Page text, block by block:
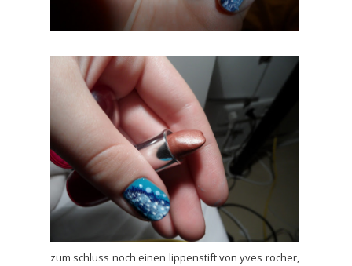
zum schluss noch einen lippenstift von yves rocher,